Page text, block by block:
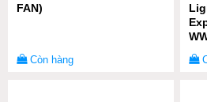
FAN)
Còn hàng